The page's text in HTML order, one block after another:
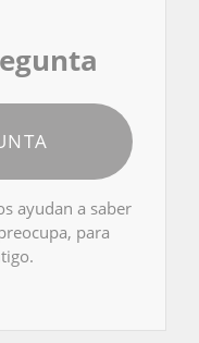
ayudan a saber
para